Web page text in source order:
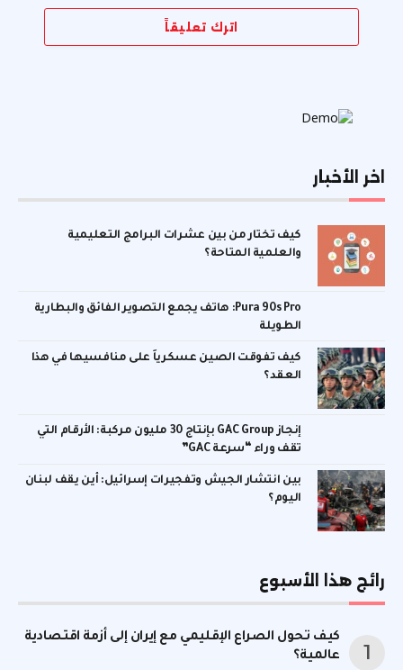
اترك تعليقاً
اخر الأخبار
كيف تختار من بين عشرات البرامج التعليمية
والعلمية المتاحة؟
Pura 90s Pro: هاتف يجمع التصوير الفائق والبطارية
الطويلة
كيف تفوقت الصين عسكرياً على منافسيها في هذا
العقد؟
إنجاز GAC Group بإنتاج 30 مليون مركبة: الأرقام التي
تقف وراء “سرعة GAC”
بين انتشار الجيش وتفجيرات إسرائيل: أين يقف لبنان
اليوم؟
رائج هذا الأسبوع
كيف تحول الصراع الإقليمي مع إيران إلى أزمة اقتصادية
عالمية؟